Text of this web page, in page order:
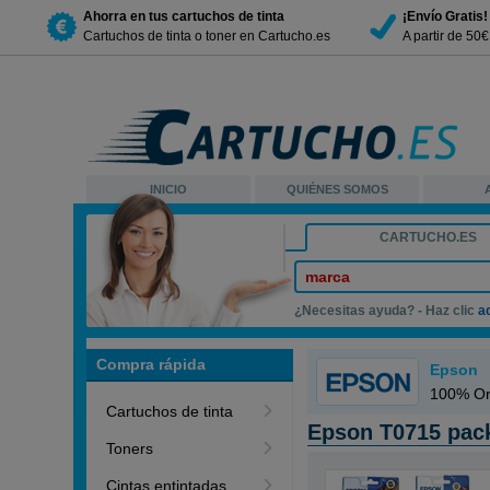
Ahorra en tus cartuchos de tinta
Cartuchos de tinta o toner en Cartucho.es
¡Envío Gratis!
A partir de
INICIO QUIÉNES SOMOS
CARTUCHO.ES
marca
¿Necesitas ayuda? - Haz clic
Compra rápida
Cartuchos de tinta
Toners
Cintas entintadas
Epson
100%
Epson T0715